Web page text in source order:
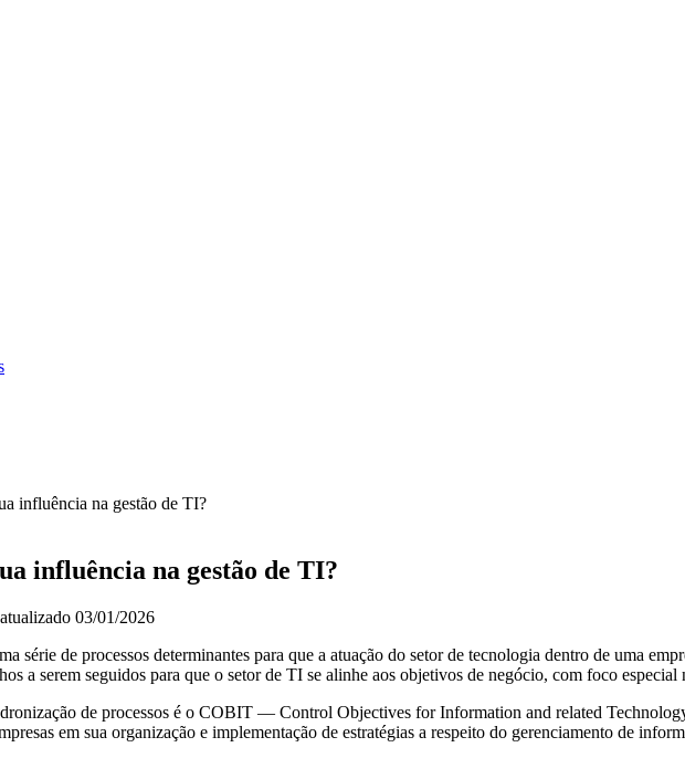
influência na gestão de TI?
influência na gestão de TI?
atualizado 03/01/2026
série de processos determinantes para que a atuação do setor de tecnologia dentro de uma
a serem seguidos para que o setor de TI se alinhe aos objetivos de negócio, com foco especial
de processos é o COBIT — Control Objectives for Information and related
em sua organização e implementação de estratégias a respeito do gerenciamento de